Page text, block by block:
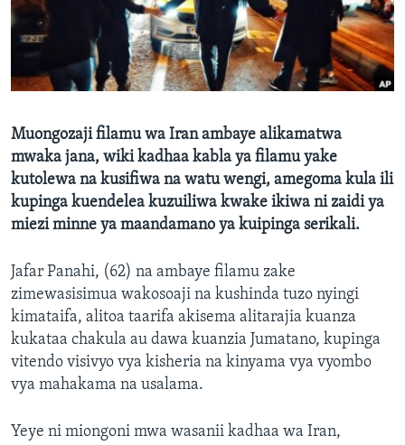
Muongozaji filamu wa Iran ambaye alikamatwa
mwaka jana, wiki kadhaa kabla ya filamu yake
kutolewa na kusifiwa na watu wengi, amegoma kula ili
kupinga kuendelea kuzuiliwa kwake ikiwa ni zaidi ya
miezi minne ya maandamano ya kuipinga serikali.
Jafar Panahi, (62) na ambaye filamu zake
zimewasisimua wakosoaji na kushinda tuzo nyingi
kimataifa, alitoa taarifa akisema alitarajia kuanza
kukataa chakula au dawa kuanzia Jumatano, kupinga
vitendo visivyo vya kisheria na kinyama vya vyombo
vya mahakama na usalama.
Yeye ni miongoni mwa wasanii kadhaa wa Iran,